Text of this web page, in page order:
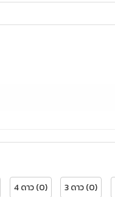
4 ดาว (0) 3 ดาว (0)